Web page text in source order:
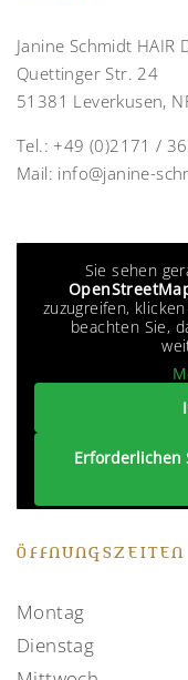
Janine Schmidt HAIR
Quettinger Str. 24
51381 Leverkusen,
Tel.:+49 (0)2171 /
Mail: info@janine-
Sie sehen
zuzugreifen,
beachten Sie,
Erforderlichen
ÖFFNUNGSZEITEN
Montag
Dienstag